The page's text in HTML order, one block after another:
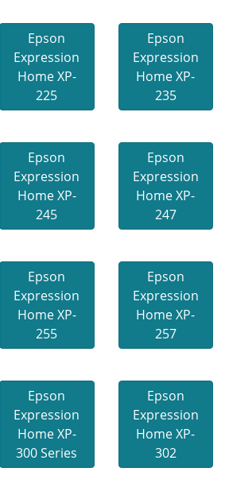
Epson
Expression
Home XP-
225
Epson
Expression
Home XP-
235
Epson
Expression
Home XP-
245
Epson
Expression
Home XP-
247
Epson
Expression
Home XP-
255
Epson
Expression
Home XP-
257
Epson
Expression
Home XP-
300 Series
Epson
Expression
Home XP-
302